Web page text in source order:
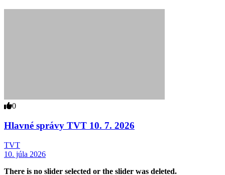
0
Hlavné správy TVT 10. 7. 2026
TVT
10. júla 2026
There is no slider selected or the slider was deleted.